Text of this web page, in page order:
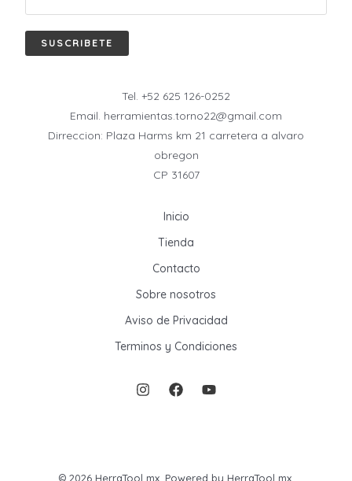
SUSCRIBETE
Tel. +52 625 126-0252
Email. herramientas.torno22@gmail.com
Dirreccion: Plaza Harms km 21 carretera a alvaro
obregon
CP 31607
Inicio
Tienda
Contacto
Sobre nosotros
Aviso de Privacidad
Terminos y Condiciones
© 2026 HerraTool mx. Powered by HerraTool mx.